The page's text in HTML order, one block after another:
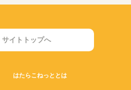
サイトトップへ
はたらこねっととは